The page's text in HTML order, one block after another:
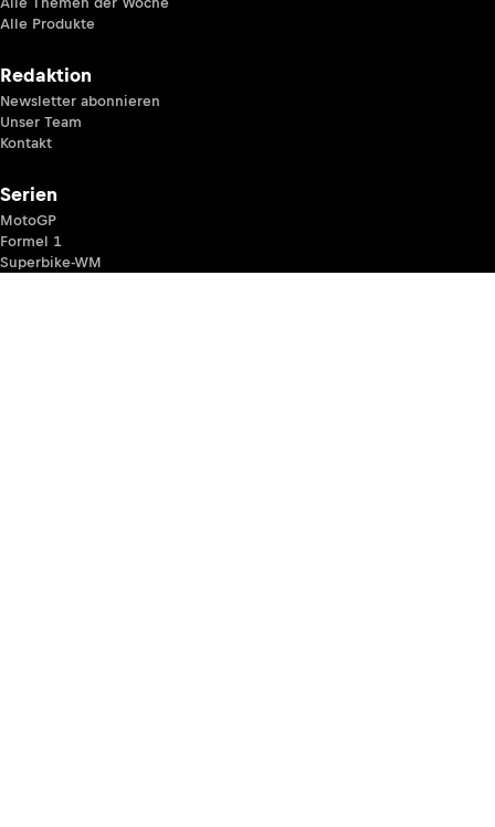
Alle Produkte
Redaktion
Newsletter abonnieren
Unser Team
Kontakt
Serien
MotoGP
Formel 1
Superbike-WM